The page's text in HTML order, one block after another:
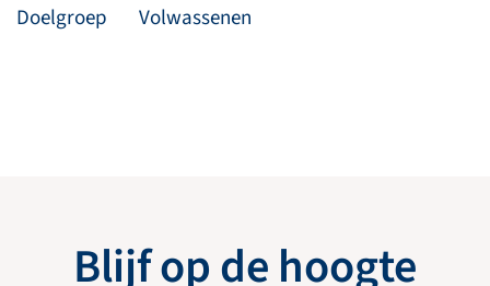
Doelgroep
Volwassenen
Blijf op de hoogte